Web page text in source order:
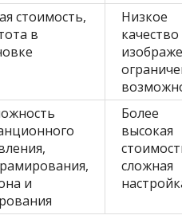
стоимость,
в
Низкое
качество
и
Более
высокая
сложная